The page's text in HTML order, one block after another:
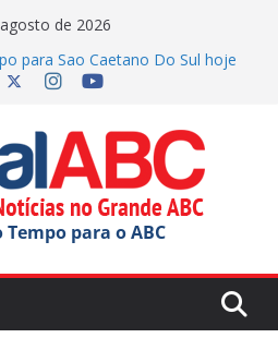
de 2026
para Sao Caetano Do Sul hoje
para Ribeirao Pires hoje
para Rio Grande Da Serra hoje
para Diadema hoje
Tempo para o ABC